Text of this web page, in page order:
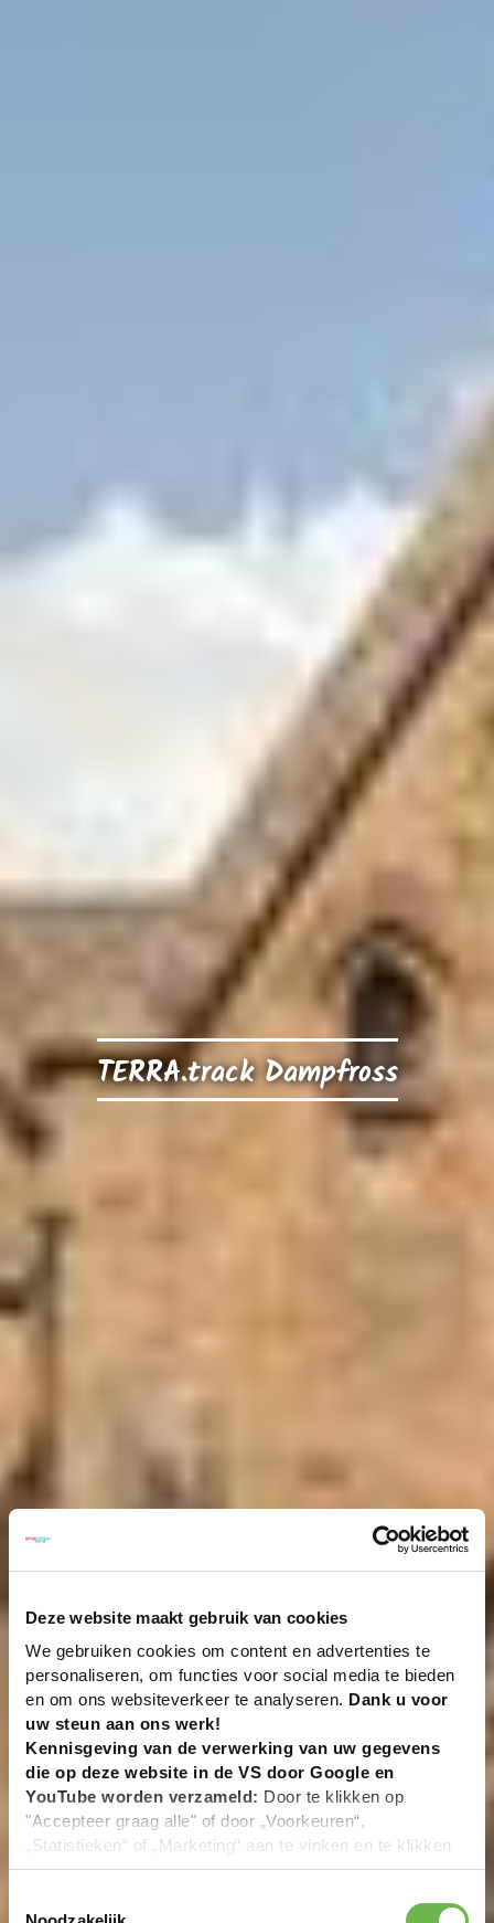
Deze website maakt gebruik van cookies
We gebruiken cookies om content en advertenties te
personaliseren, om functies voor social media te bieden
en om ons websiteverkeer te analyseren. Dank u voor
uw steun aan ons werk!
Kennisgeving van de verwerking van uw gegevens
die op deze website in de VS door Google en
YouTube worden verzameld: Door te klikken op
"Accepteer graag alle" of door „Voorkeuren“,
„Statistieken“ of „Marketing“ aan te vinken en te klikken
op "Selectie handmatig instellen", stemt u er ook mee in
overeenstemming met Art. 49 (1) zin 1 lit. a DSGVO. De
TERRA.track Dampfross